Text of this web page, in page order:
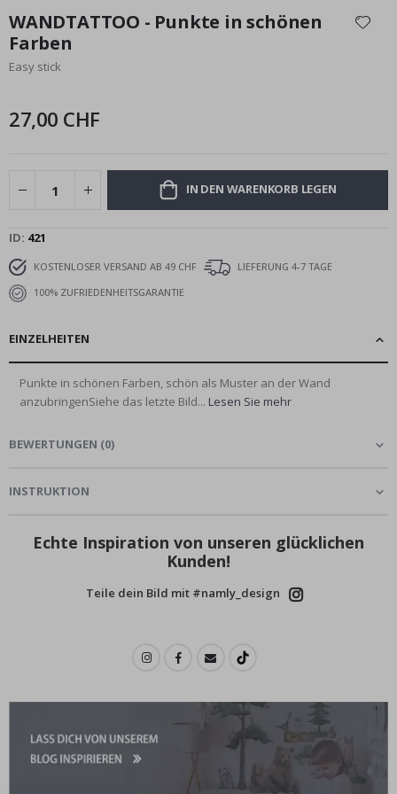
der
Bildgalerie
springen
WANDTATTOO - Punkte in schönen
Farben
Easy stick
27,00 CHF
IN DEN WARENKORB LEGEN
ID 421
KOSTENLOSER VERSAND AB 49 CHF
LIEFERUNG 4-7 TAGE
100% ZUFRIEDENHEITSGARANTIE
EINZELHEITEN
Punkte in schönen Farben, schön als Muster an der Wand
anzubringenSiehe das letzte Bild... Lesen Sie mehr
BEWERTUNGEN (0)
INSTRUKTION
Echte Inspiration von unseren glücklichen
Kunden!
Teile dein Bild mit #namly_design